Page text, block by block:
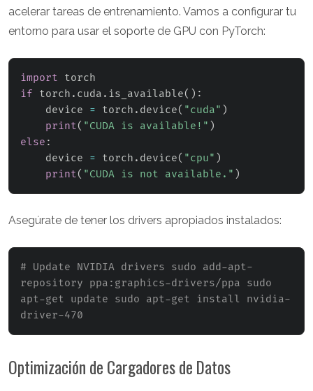
acelerar tareas de entrenamiento. Vamos a configurar tu
entorno para usar el soporte de GPU con PyTorch:
import
if torch . cuda . is_available( ) :
    device
= torch . device( "cuda" )
print( "CUDA is available!" )
else :
    device
= torch . device( "cpu" )
print( "CUDA is not available." )
Asegúrate de tener los drivers apropiados instalados:
# Update NVIDIA drivers sudo add-apt-
repository ppa:graphics-drivers/ppa sudo
apt-get update sudo apt-get install nvidia-
driver-470
Optimización de Cargadores de Datos